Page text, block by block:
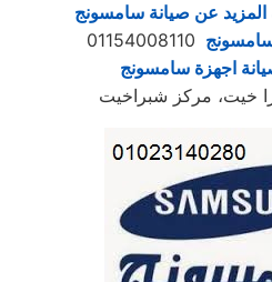
المزيد عن صيانة سامسونج
اجهزة سامسونج
خيت، مركز شبراخيت